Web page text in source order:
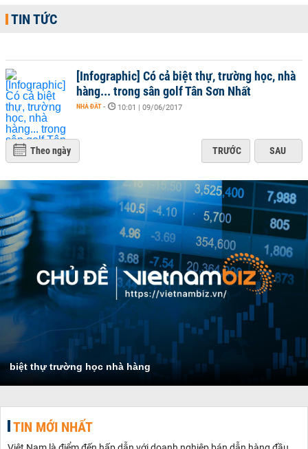
TIN TỨC
[Infographic] Có cả biệt thự, trường học, nhà
hàng... trong sân golf Tân Sơn Nhất
NHÀ ĐẤT - 10:01 | 09/06/2017
Theo ngày TRƯỚC SAU
biệt thự trường học nhà hàng
TIN MỚI NHẤT